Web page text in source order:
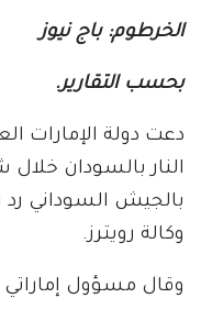
الخرطوم: باج نيوز
بحسب التقارير.
دعت دولة الإمارات
النار بالسودان
بالجيش السوداني
وكالة رويترز.
وقال مسؤول